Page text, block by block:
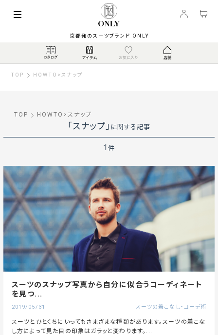
京都発のスーツブランド ONLY
TOP HOWTO >スナップ
TOP HOWTO >スナップ
「スナップ」 に関する記事
1 件
スーツのスナップ写真から自分に似合うコーディネート
を見つ...
2019/05/31 スーツの着こなし・コーデ術
スーツとひとくちにいってもさまざまな種類があります。スーツの着こな
し方によって見た目の印象はガラッと変わります。...